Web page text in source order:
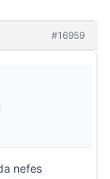
#16959
nefes